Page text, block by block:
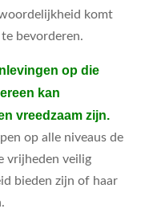
komt
bevorderen.
op die
kan
vreedzaam zijn.
op alle niveaus de
vrijheden veilig
bieden zijn of haar